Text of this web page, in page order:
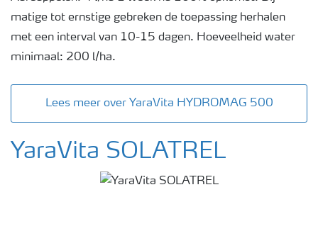
matige tot ernstige gebreken de toepassing herhalen
met een interval van 10-15 dagen. Hoeveelheid water
minimaal: 200 l/ha.
Lees meer over YaraVita HYDROMAG 500
YaraVita SOLATREL